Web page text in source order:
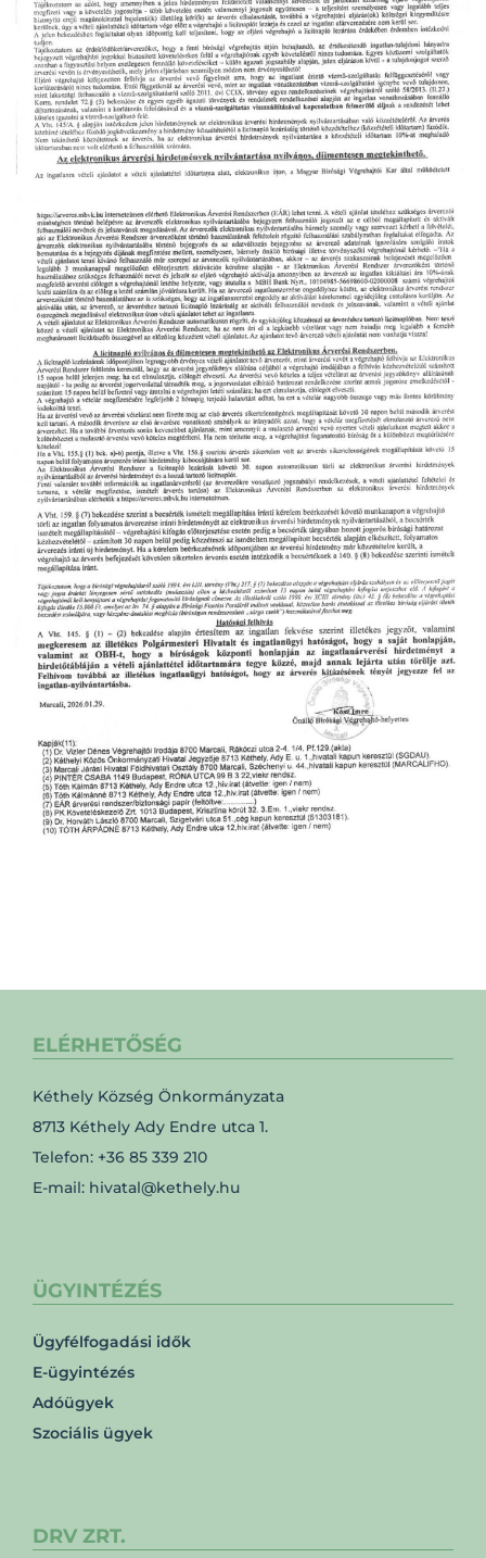
ELÉRHETŐSÉG
Kéthely Község Önkormányzata
8713 Kéthely Ady Endre utca 1.
Telefon: +36 85 339 210
E-mail: hivatal@kethely.hu
ÜGYINTÉZÉS
Ügyfélfogadási idők
E-ügyintézés
Adóügyek
Szociális ügyek
DRV ZRT.